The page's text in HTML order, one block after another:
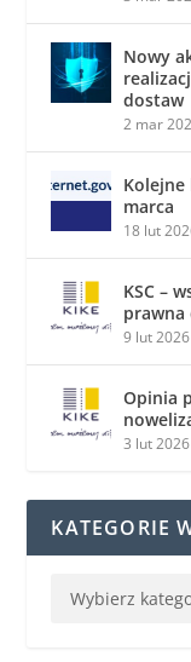
Nowy
dostaw
2 mar
Kolejne
marca
18 lut
KSC –
prawna
9 lut 2026
Opinia
3 lut 2026
KATEGORIE